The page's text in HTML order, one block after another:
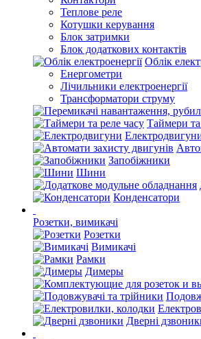
Теплове реле
Котушки керування
Блок затримки
Блок додаткових контактів
Облік
Енергометри
Лічильники електроенергії
Трансформатори струму
Таймери
Запобіжники
Шини
Конденсатори
Розетки, вимикачі
Розетки
Вимикачі
Рамки
Димеры
Дверні